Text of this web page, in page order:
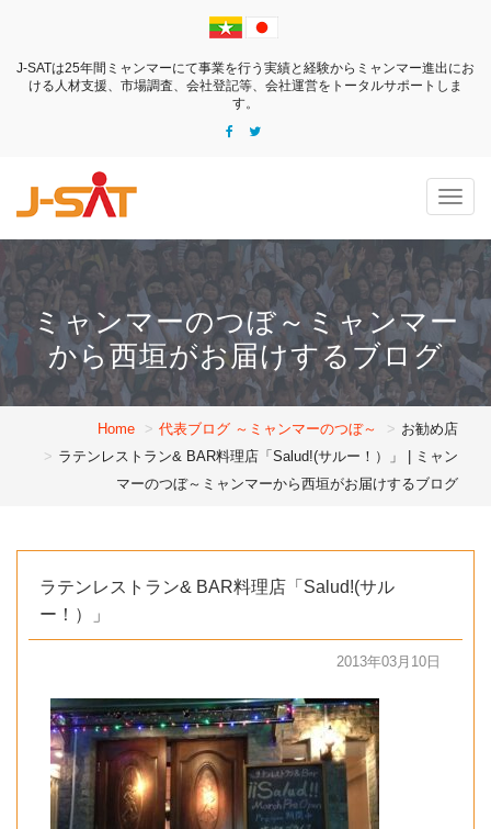
J-SATは25年間ミャンマーにて事業を行う実績と経験からミャンマー進出にお
ける 人材支援、市場調査、会社登記等、会社運営をトータルサポートしま
す。
ミャンマーのつぼ～ミャンマー
から西垣がお届けするブログ
Home 代表ブログ ～ミャンマーのつぼ～
お勧め店
ラテンレストラン& BAR料理店「Salud!(サルー！）」 | ミャン
マーのつぼ～ミャンマーから西垣がお届けするブログ
ラテンレストラン& BAR料理店「Salud!(サル
ー！）」
2013年03月10日